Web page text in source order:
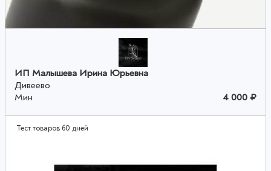
ИП Малышева Ирина Юрьевна
Дивеево
Мин
4 000 ₽
Тест товаров 60 дней